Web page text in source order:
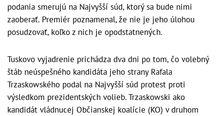
podania smerujú na Najvyšší súd, ktorý sa bude nimi
zaoberať. Premiér poznamenal, že nie je jeho úlohou
posudzovať, koľko z nich je opodstatnených.
Tuskovo vyjadrenie prichádza dva dni po tom, čo volebný
štáb neúspešného kandidáta jeho strany Rafala
Trzaskowského podal na Najvyšší súd protest proti
výsledkom prezidentských volieb. Trzaskowski ako
kandidát vládnucej Občianskej koalície (KO) v druhom